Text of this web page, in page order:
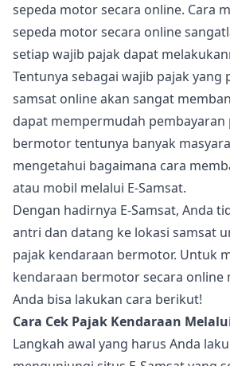
sepeda motor secara online. Cara
sepeda motor secara online
setiap wajib pajak dapat
Tentunya sebagai wajib pajak yang
samsat online akan sangat
dapat mempermudah pembayaran
bermotor tentunya banyak
mengetahui bagaimana cara
atau mobil melalui E-Samsat.
Dengan hadirnya E-Samsat, Anda
antri dan datang ke lokasi samsat
pajak kendaraan bermotor. Untuk
kendaraan bermotor secara online
Anda bisa lakukan cara berikut!
Cara Cek Pajak Kendaraan
Langkah awal yang harus Anda